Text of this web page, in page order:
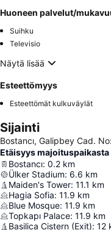
Huoneen palvelut/
Suihku
Televisio
Näytä lisää
Esteettömyys
Esteettömät kulkuväylät
Sijainti
Bostancı, Galipbey Cad.
Etäisyys majoituspaikasta
Bostancı: 0.2 km
Ülker Stadium: 6.6 km
Maiden's Tower: 11.1 km
Hagia Sofia: 11.9 km
Blue Mosque: 11.9 km
Topkapı Palace: 11.9 km
Basilica Cistern (Exit): 12